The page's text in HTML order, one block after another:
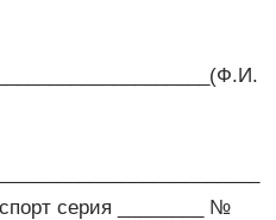
серия ________ №